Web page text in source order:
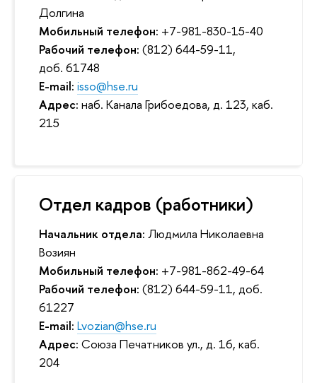
Долгина
Мобильный телефон: +7-981-830-15-40
Рабочий телефон: (812) 644-59-11,
доб. 61748
E-mail: isso@hse.ru
Адрес: наб. Канала Грибоедова, д. 123, каб.
215
Отдел кадров (работники)
Начальник отдела: Людмила Николаевна
Возиян
Мобильный телефон: +7-981-862-49-64
Рабочий телефон: (812) 644-59-11, доб.
61227
E-mail: Lvozian@hse.ru
Адрес: Союза Печатников ул., д. 16, каб.
204